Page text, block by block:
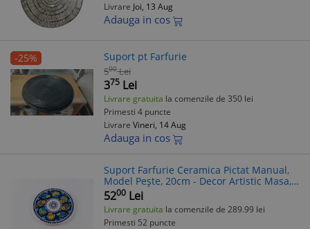
Livrare Joi, 13 Aug
Adauga in cos
-25% Suport pt Farfurie
500 Lei
375 Lei
Livrare gratuita la comenzile de 350 lei
Primesti 4 puncte
Livrare Vineri, 14 Aug
Adauga in cos
Suport Farfurie Ceramica Pictat Manual,
Model Pește, 20cm - Decor Artistic Masa,
Protectie Termica, Platou Servire -
Tradizan
5200 Lei
Livrare gratuita la comenzile de 289.99 lei
Primesti 52 puncte